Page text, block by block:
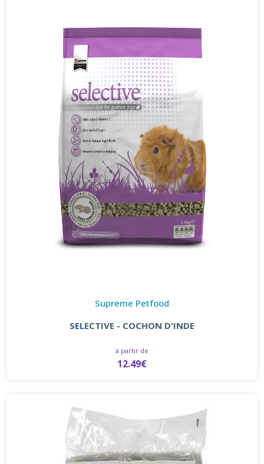
Supreme Petfood
SELECTIVE - COCHON D'INDE
à partir de
12.49€